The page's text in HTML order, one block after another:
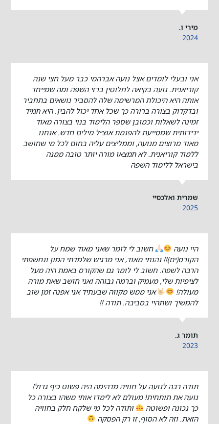
מירי ו.
2024
אני ובעלי לומדים אצל נועה אברהמי כבר מעל חצי שנה
קוריאנית. נועה בקיאה לחלוטין ברזי השפה ומה שמייחד
אותה היא היכולת המרשימה שלה להסביר נושאים בתחביר
ובדקדוק בצורה ברורה כך שכל אחד יכול להבין. היא תמיד
זמינה לשאלות וכמובן שספר הלימוד בנוי בצורה מאוד
ידידותית שמסייעת להפנמת אוצ״ל מילים חדש. אנחנו
מאוד מרוצים מנועה, וממליצים עליה בחום לכל מי שחושב
ללמוד קוריאנית. לא תמצאו מורה יותר טובה ממנה
בישראל ללימוד השפה
שמרית ואלכסיי
2025
היי נועה
חשוב לי לומר שאני מאוד שמח על
הקורס(ים)!! נהנתי מאוד, אני מרגיש שלמדתי המון ונחשפתי
הרבה לשפה. חשוב לי לומר גם שהקורס באמת היה מעל
לציפיות שלי, מעמיק וברמה גבוהה ואני חושב שאת מורה
מעולה!
אני ממש מקווה שבעתיד אני אפנה זמן שוב
להמשיך ושתהיי בסביבה. תודה !!
תומר ג.
2023
תודה רבה לנועה על חוויה מדהימה היה פשוט כיף גדול!
נועה את תותחית! מעולם לא לימדו אותי משהו בצורה כל
כך נכונה ופשוטה
ותודה לכל מי שלקח חלק בחוויה
הזאת. וזה לא הסוף, זו רק הפסקה